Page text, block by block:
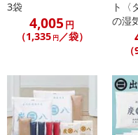
※お申込み後のキャンセルは
記載されている内容を必ず
にご納得いただきましたう
参考の掲載画像や画像内の
る場合がございます。
また、[新たな加工食品の原
了により、商品詳細内に記
3袋
4,005 円
（1,335 円／袋）
ト〈
の湿